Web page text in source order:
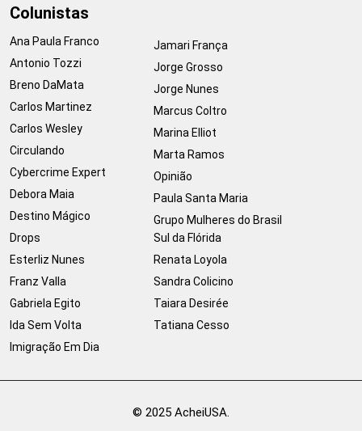
Colunistas
Ana Paula Franco
Antonio Tozzi
Breno DaMata
Carlos Martinez
Carlos Wesley
Circulando
Cybercrime Expert
Debora Maia
Destino Mágico
Drops
Esterliz Nunes
Franz Valla
Gabriela Egito
Ida Sem Volta
Imigração Em Dia
Jamari França
Jorge Grosso
Jorge Nunes
Marcus Coltro
Marina Elliot
Marta Ramos
Opinião
Paula Santa Maria
Grupo Mulheres do Brasil
Sul da Flórida
Renata Loyola
Sandra Colicino
Taiara Desirée
Tatiana Cesso
© 2025 AcheiUSA.